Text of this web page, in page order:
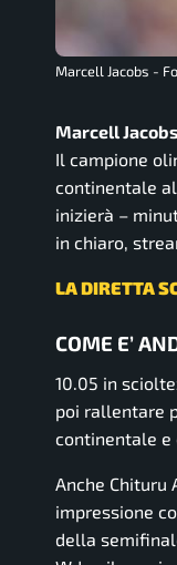
Marcell Jacobs -
Marcell
Il campione
continentale
inizierà –
in chiaro,
LA DIRETTA
COME E’
10.05 in
poi rallentare
continentale e
Anche Chituru
impressione
della